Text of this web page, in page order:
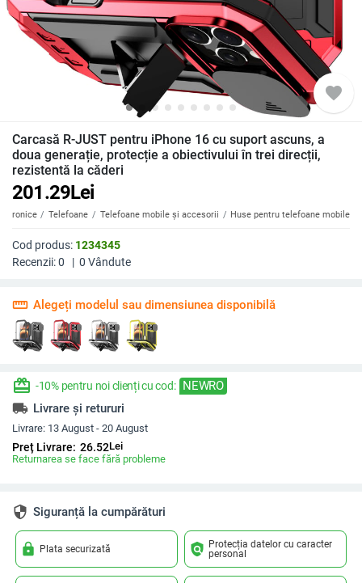
favorite
Carcasă R-JUST pentru iPhone 16 cu suport ascuns, a
doua generație, protecție a obiectivului în trei direcții,
rezistentă la căderi
201.29Lei
Telefoane Telefoane mobile și accesorii Huse pentru telefoane mobile
Cod produs: 1234345
Recenzii:0 | 0 Vândute
straighten Alegeți modelul sau dimensiunea disponibilă
redeem -10% pentru noi clienți cu cod: NEWRO
local_shipping Livrare și retururi
Livrare: 13 August - 20 August
Preț Livrare: 26.52Lei
Returnarea se face fără probleme
security Siguranță la cumpărături
lock Plata securizată policy Protecția datelor cu caracter
personal